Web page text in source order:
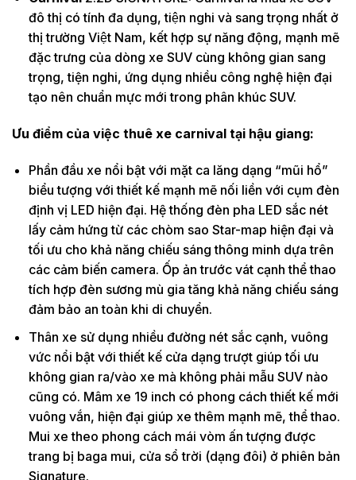
đô thị có tính đa dụng, tiện nghi và sang trọng nhất ở
thị trường Việt Nam, kết hợp sự năng động, mạnh mẽ
đặc trưng của dòng xe SUV cùng không gian sang
trọng, tiện nghi, ứng dụng nhiều công nghệ hiện đại
tạo nên chuẩn mực mới trong phân khúc SUV.
Ưu điểm của việc thuê xe carnival tại hậu giang:
Phần đầu xe nổi bật với mặt ca lăng dạng “mũi hổ”
biểu tượng với thiết kế mạnh mẽ nối liền với cụm đèn
định vị LED hiện đại. Hệ thống đèn pha LED sắc nét
lấy cảm hứng từ các chòm sao Star-map hiện đại và
tối ưu cho khả năng chiếu sáng thông minh dựa trên
các cảm biến camera. Ốp ản trước vát cạnh thể thao
tích hợp đèn sương mù gia tăng khả năng chiếu sáng
đảm bảo an toàn khi di chuyển.
Thân xe sử dụng nhiều đường nét sắc cạnh, vuông
vức nổi bật với thiết kế cửa dạng trượt giúp tối ưu
không gian ra/vào xe mà không phải mẫu SUV nào
cũng có. Mâm xe 19 inch có phong cách thiết kế mới
vuông vắn, hiện đại giúp xe thêm mạnh mẽ, thể thao.
Mui xe theo phong cách mái vòm ấn tượng được
trang bị baga mui, cửa sổ trời (dạng đôi) ở phiên bản
Signature.